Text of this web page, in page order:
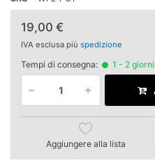
19,00 €
IVA esclusa più spedizione
Tempi di consegna: 1 - 2
Aggiungere alla lista